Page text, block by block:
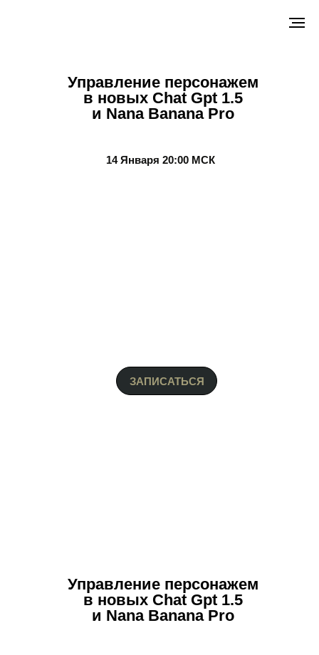
Управление персонажем
в новых Chat Gpt 1.5
и Nana Banana Pro
ЗАПИСАТЬСЯ
14 Января 20:00 МСК
Управление персонажем
в новых Chat Gpt 1.5
и Nana Banana Pro